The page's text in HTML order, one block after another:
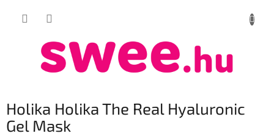
KOSÁR
Holika Holika The Real Hyaluronic
Gel Mask